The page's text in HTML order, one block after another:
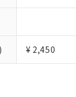
¥ 2,450